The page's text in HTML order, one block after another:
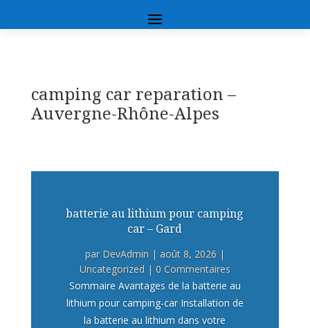
camping car reparation –
Auvergne-Rhône-Alpes
batterie au lithium pour camping
car – Gard
par DevAdmin | août 8, 2026 |
Uncategorized | 0 Commentaires
Sommaire Avantages de la batterie au
lithium pour camping-car Installation de
la batterie au lithium dans votre